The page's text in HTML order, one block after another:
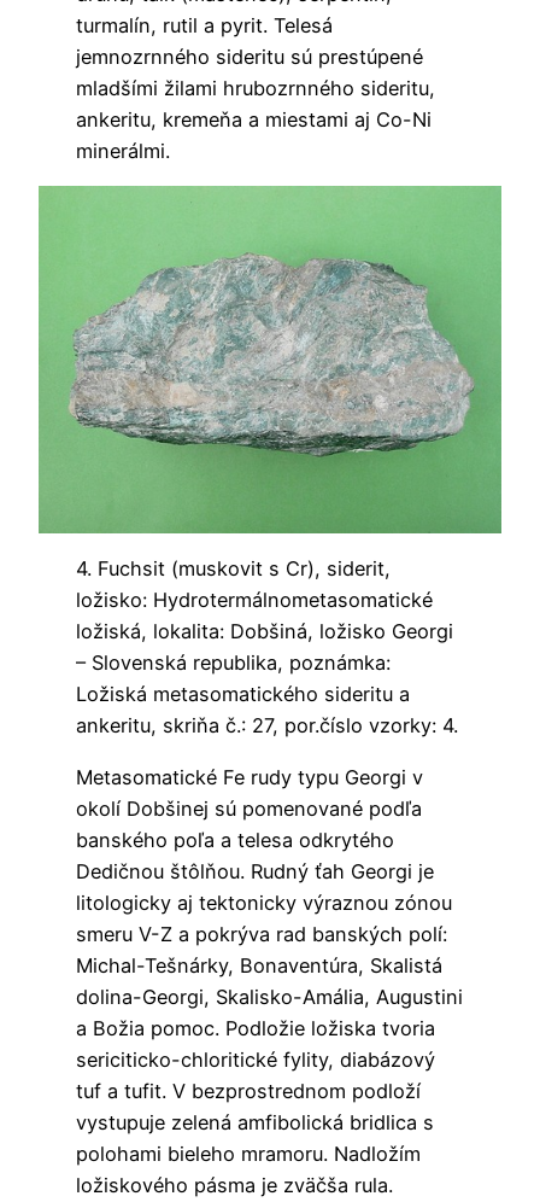
turmalín, rutil a pyrit. Telesá
jemnozrnného sideritu sú prestúpené
mladšími žilami hrubozrnného sideritu,
ankeritu, kremeňa a miestami aj Co-Ni
minerálmi.
4. Fuchsit (muskovit s Cr), siderit,
ložisko: Hydrotermálnometasomatické
ložiská, lokalita: Dobšiná, ložisko Georgi
– Slovenská republika, poznámka:
Ložiská metasomatického sideritu a
ankeritu, skriňa č.: 27, por.číslo vzorky: 4.
Metasomatické Fe rudy typu Georgi v
okolí Dobšinej sú pomenované podľa
banského poľa a telesa odkrytého
Dedičnou štôlňou. Rudný ťah Georgi je
litologicky aj tektonicky výraznou zónou
smeru V-Z a pokrýva rad banských polí:
Michal-Tešnárky, Bonaventúra, Skalistá
dolina-Georgi, Skalisko-Amália, Augustini
a Božia pomoc. Podložie ložiska tvoria
sericiticko-chloritické fylity, diabázový
tuf a tufit. V bezprostrednom podloží
vystupuje zelená amfibolická bridlica s
polohami bieleho mramoru. Nadložím
ložiskového pásma je zväčša rula.